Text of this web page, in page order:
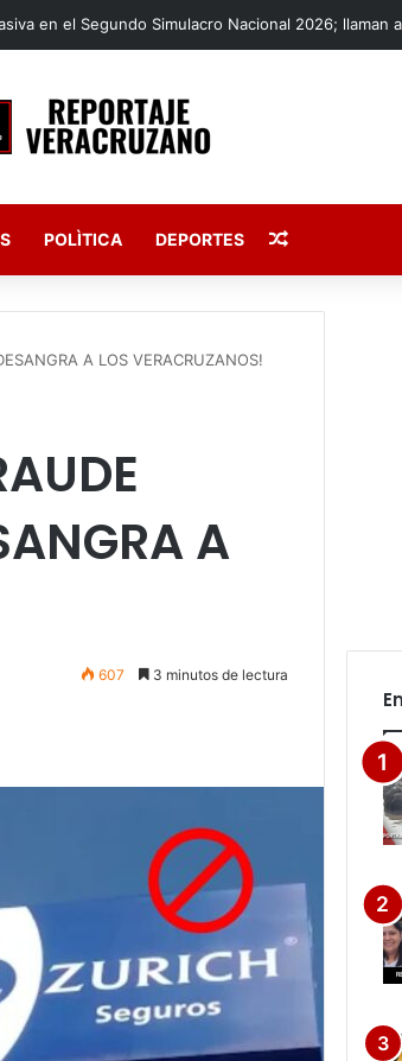
POLÌTICA DEPORTES Publicación
A LOS VERACRUZANOS!
A
607 3 minutos de lectura